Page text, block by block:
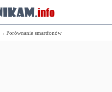
→ Porównanie smartfonów